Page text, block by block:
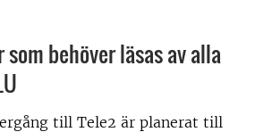
behöver läsas av alla
till Tele2 är planerat till